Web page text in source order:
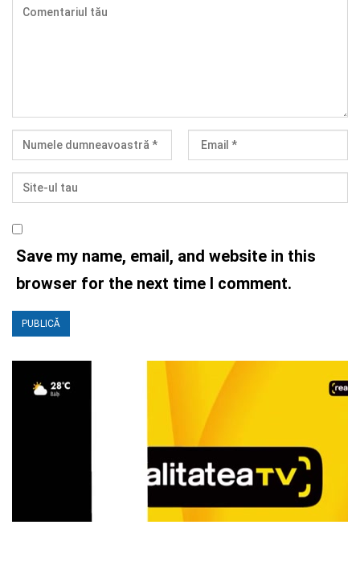
Save my name, email, and website in this
browser for the next time I comment.